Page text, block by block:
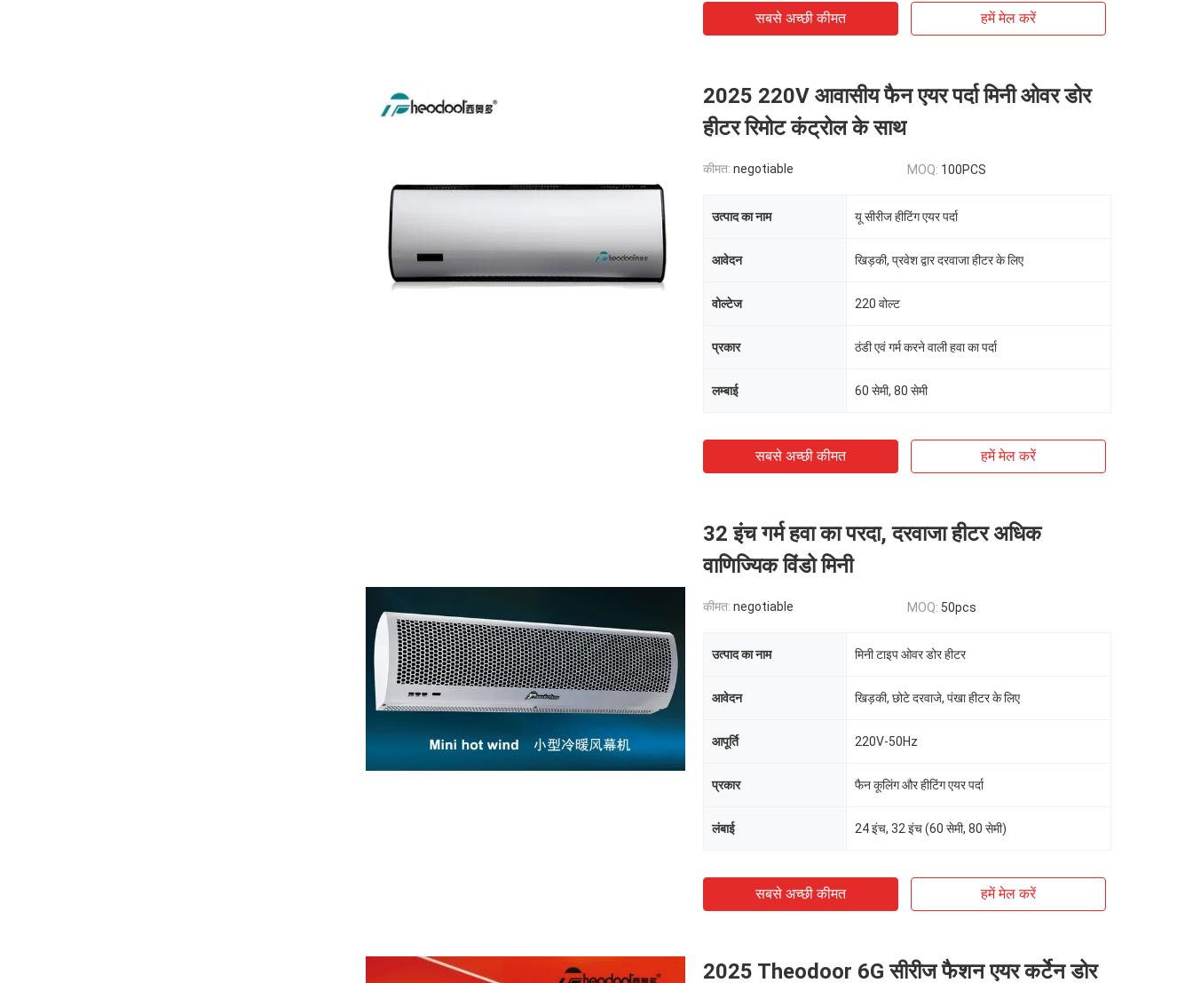
सबसे अच्छी कीमत हमें मेल करें
2025 220V आवासीय फैन एयर पर्दा मिनी ओवर डोर
हीटर रिमोट कंट्रोल के साथ
कीमत: negotiable MOQ: 100PCS
उत्पाद का नाम यू सीरीज हीटिंग एयर पर्दा
आवेदन खिड़की, प्रवेश द्वार दरवाजा हीटर के लिए
वोल्टेज 220 वोल्ट
प्रकार ठंडी एवं गर्म करने वाली हवा का पर्दा
लम्बाई 60 सेमी, 80 सेमी
सबसे अच्छी कीमत हमें मेल करें
32 इंच गर्म हवा का परदा, दरवाजा हीटर अधिक
वाणिज्यिक विंडो मिनी
कीमत: negotiable MOQ: 50pcs
उत्पाद का नाम मिनी टाइप ओवर डोर हीटर
आवेदन खिड़की, छोटे दरवाजे, पंखा हीटर के लिए
आपूर्ति 220V-50Hz
प्रकार फैन कूलिंग और हीटिंग एयर पर्दा
लंबाई 24 इंच, 32 इंच (60 सेमी, 80 सेमी)
सबसे अच्छी कीमत हमें मेल करें
2025 Theodoor 6G सीरीज फैशन एयर कर्टेन डोर